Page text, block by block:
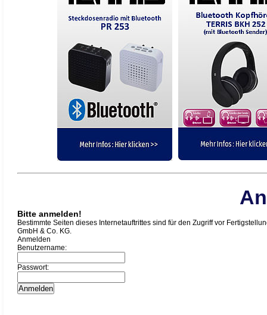
Bitte anmelden!
Bestimmte Seiten dieses Internetauftrittes sind für den Zugriff vor
GmbH & Co. KG.
Anmelden
Benutzername:
Passwort: